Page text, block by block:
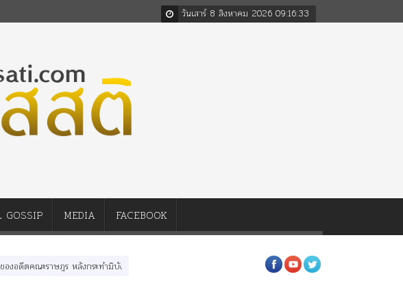
วันเสาร์ 8 สิงหาคม 2026 09:16:35
GOSSIP MEDIA FACEBOOK
ฎร หลังกระทำมิบังควรต่อในหลวงสามรัชกาล ร่วมกว่า 80ปี ร.๖ สร้าง “จุฬาลงกรณ์มหาวิทยาลัย” ตามพระรา